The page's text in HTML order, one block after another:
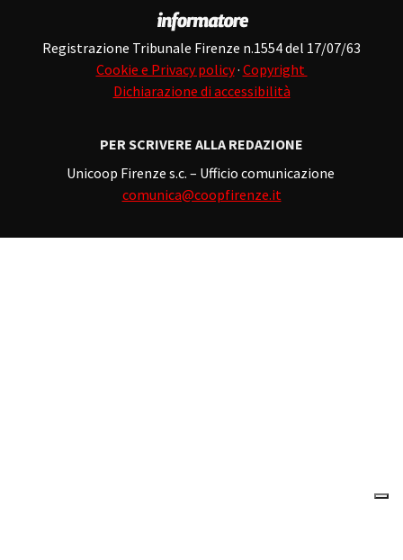
Registrazione Tribunale Firenze n.1554 del 17/07/63
Cookie e Privacy policy· Copyright
Dichiarazione di accessibilità
PER SCRIVERE ALLA REDAZIONE
Unicoop Firenze s.c. – Ufficio comunicazione
comunica@coopfirenze.it